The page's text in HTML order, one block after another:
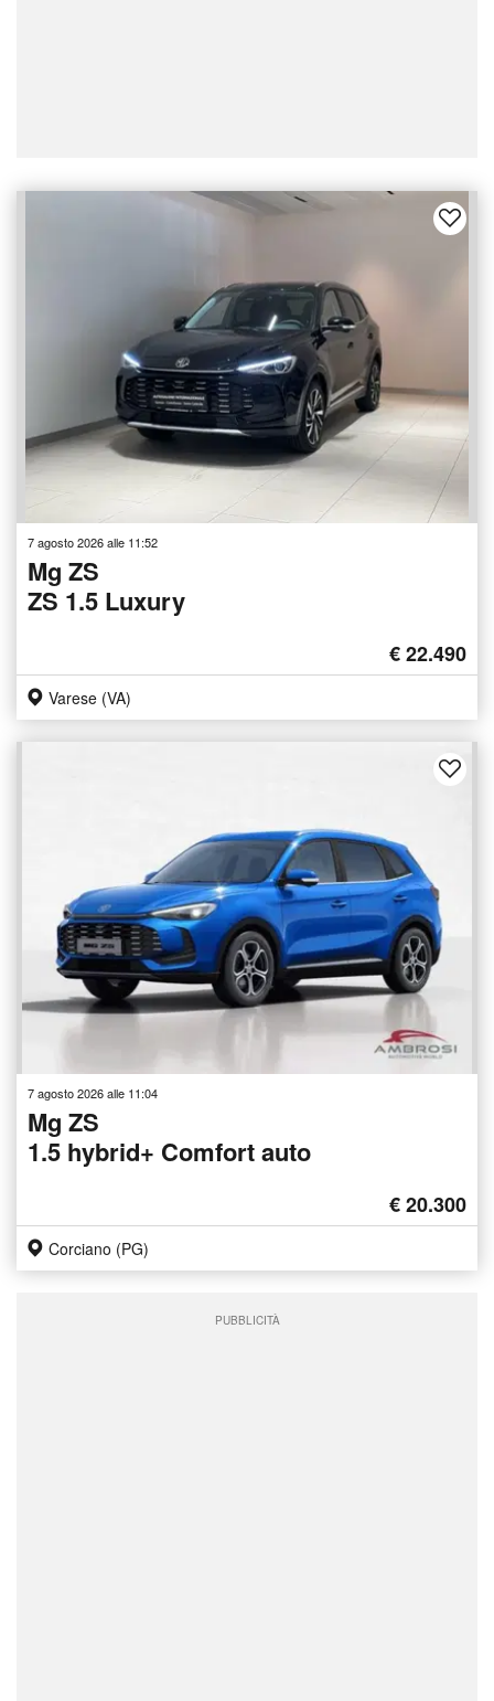
7 agosto 2026 alle 11:52
Mg ZS
ZS 1.5 Luxury
€ 22.490
Varese (VA)
7 agosto 2026 alle 11:04
Mg ZS
1.5 hybrid+ Comfort auto
€ 20.300
Corciano (PG)
PUBBLICITÀ